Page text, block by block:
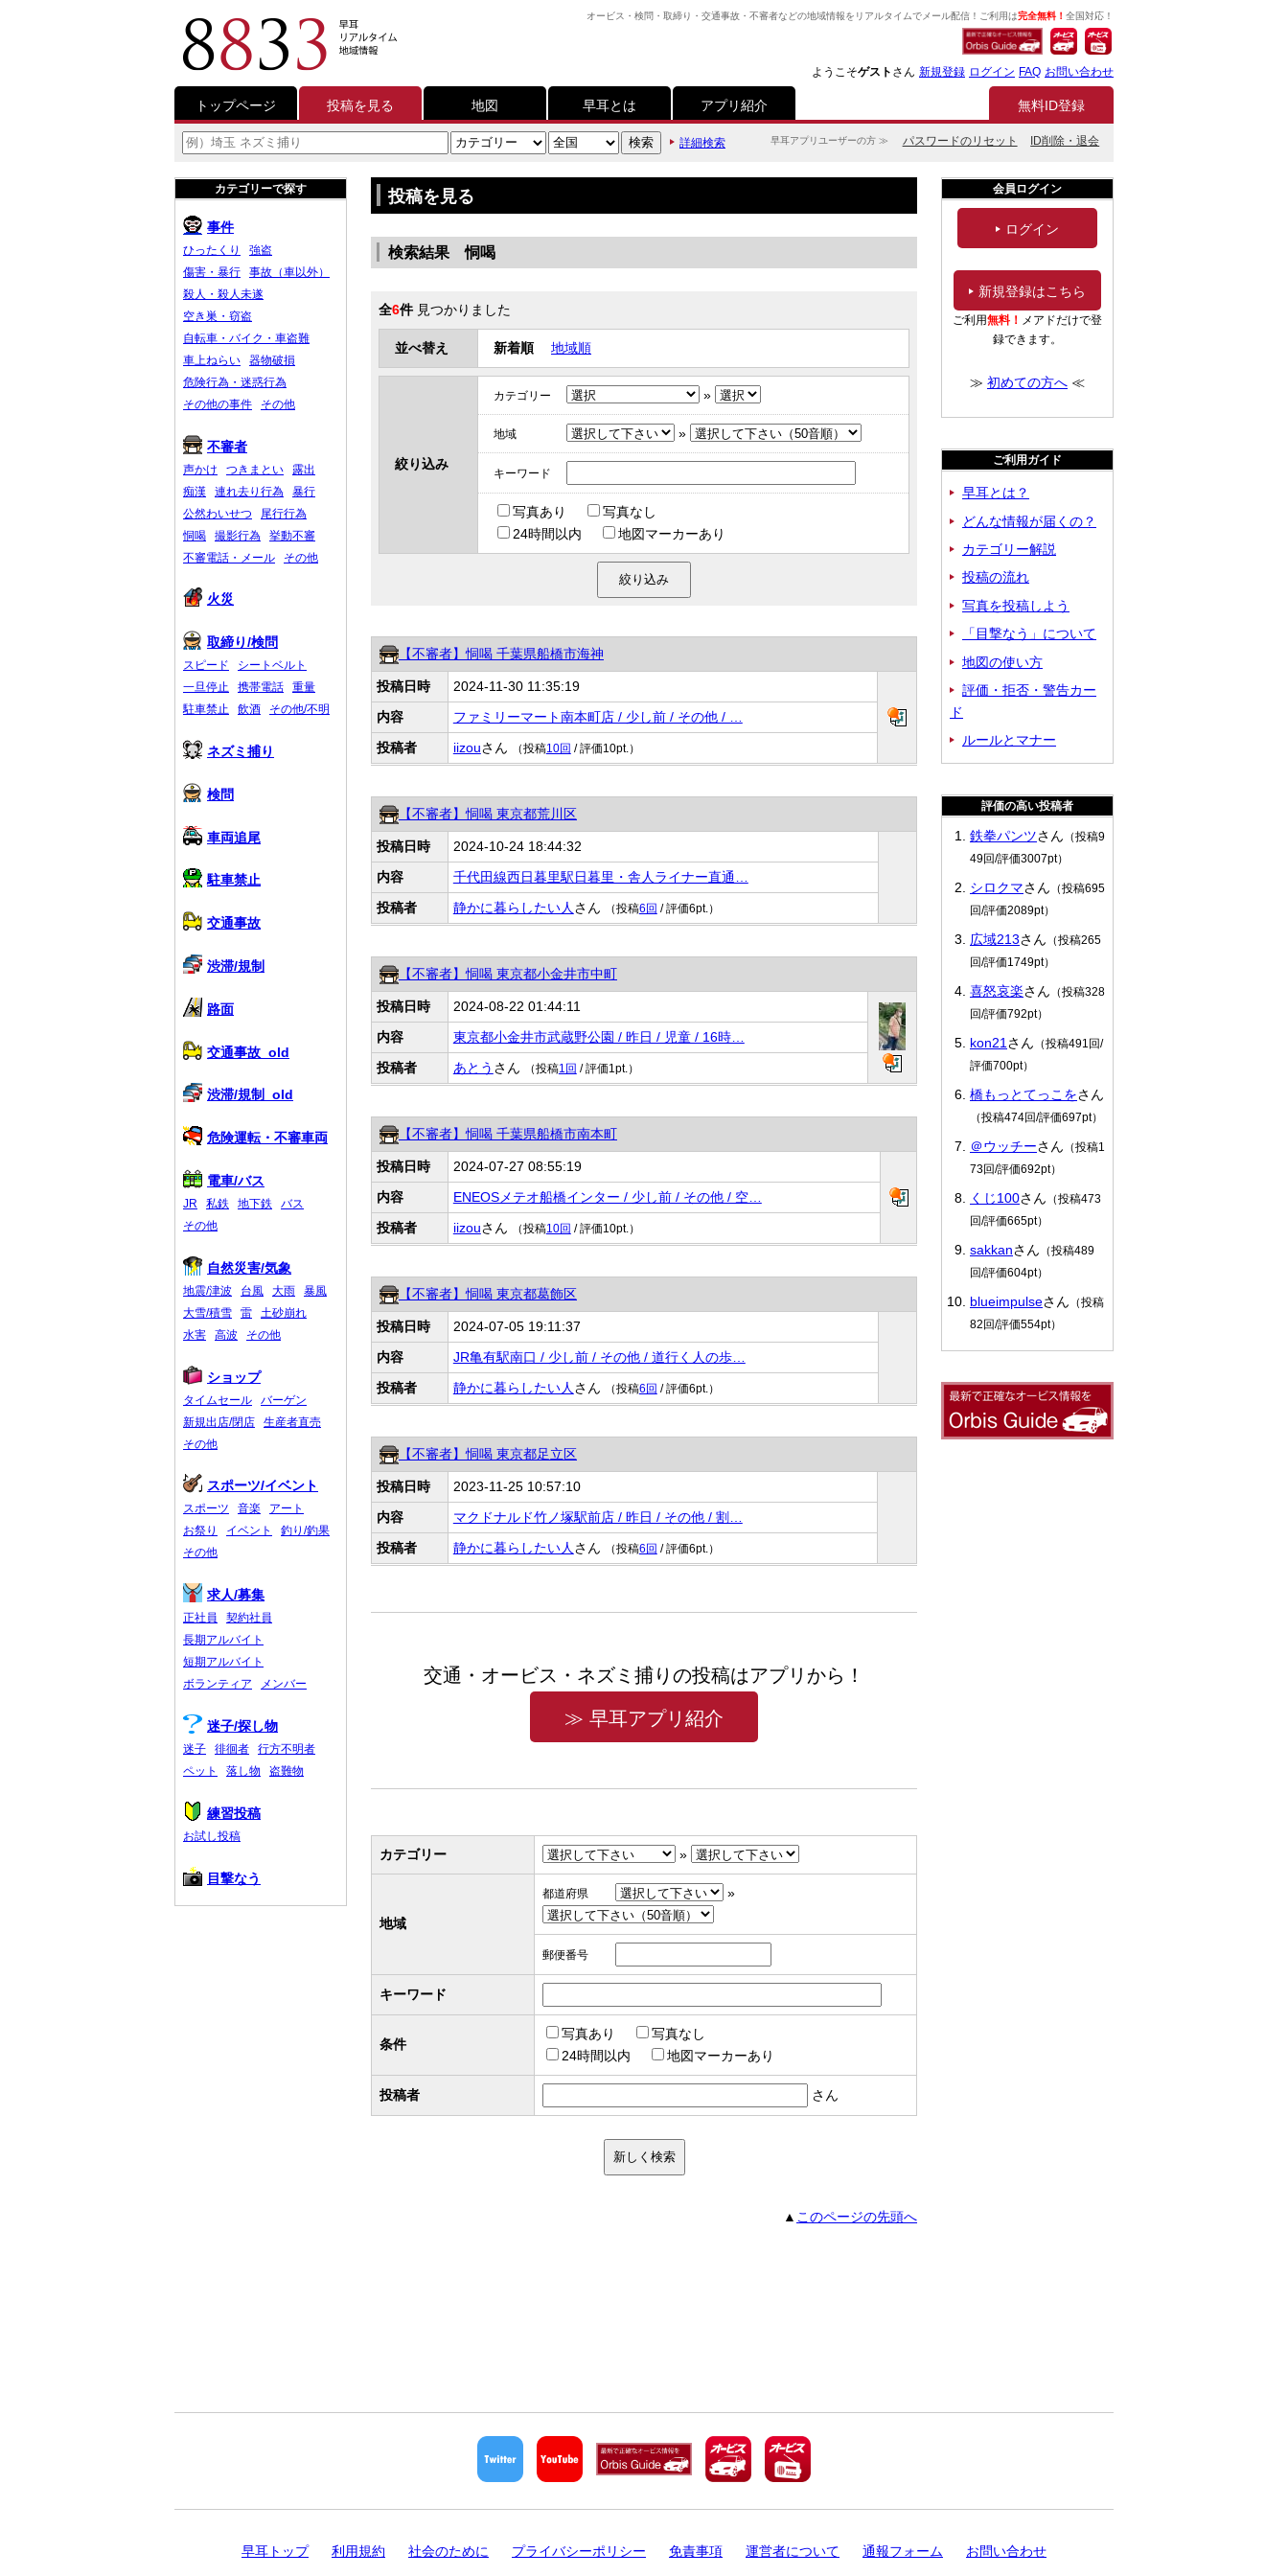
オービス・検問・取締り・交通事故・不審者などの地域情報をリアルタイムでメール配信！ご利用は完全無料！ 全国対応！
ようこそゲスト さん 新規登録 ログイン FAQ お問い合わせ
トップページ 投稿を見る 地図 早耳とは アプリ紹介 無料ID登録
早耳アプリユーザーの方 ≫ パスワードのリセット ID削除・退会
詳細検索
投稿を見る
検索結果 恫喝
全6件 見つかりました
並べ替え 新着順 地域順
絞り込み
カテゴリー »
地域 »
キーワード
写真あり
写真なし
24時間以内
地図マーカーあり
【不審者】恫喝 千葉県船橋市海神
投稿日時
2024-11-30 11:35:19
内容
ファミリーマート南本町店 / 少し前 / その他 / …
投稿者
iizouさん （投稿10回 / 評価10pt.）
【不審者】恫喝 東京都荒川区
投稿日時
2024-10-24 18:44:32
内容
千代田線西日暮里駅日暮里・舎人ライナー直通…
投稿者
静かに暮らしたい人 さん （投稿6回 / 評価6pt.）
【不審者】恫喝 東京都小金井市中町
投稿日時
2024-08-22 01:44:11
内容
東京都小金井市武蔵野公園 / 昨日 / 児童 / 16時…
投稿者
あとう さん （投稿1回 / 評価1pt.）
【不審者】恫喝 千葉県船橋市南本町
投稿日時
2024-07-27 08:55:19
内容
ENEOSメテオ船橋インター / 少し前 / その他 / 空…
投稿者
iizouさん （投稿10回 / 評価10pt.）
【不審者】恫喝 東京都葛飾区
投稿日時
2024-07-05 19:11:37
内容
JR亀有駅南口 / 少し前 / その他 / 道行く人の歩…
投稿者
静かに暮らしたい人 さん （投稿6回 / 評価6pt.）
【不審者】恫喝 東京都足立区
投稿日時
2023-11-25 10:57:10
内容
マクドナルド竹ノ塚駅前店 / 昨日 / その他 / 割…
投稿者
静かに暮らしたい人 さん （投稿6回 / 評価6pt.）
交通・オービス・ネズミ捕りの投稿はアプリから！
≫ 早耳アプリ紹介
カテゴリー »
地域
都道府県 »
郵便番号
キーワード
条件
写真あり
写真なし
24時間以内
地図マーカーあり
投稿者 さん
▲ このページの先頭へ
カテゴリーで探す
事件
ひったくり
強盗
傷害・暴行
事故（車以外）
殺人・殺人未遂
空き巣・窃盗
自転車・バイク・車盗難
車上ねらい
器物破損
危険行為・迷惑行為
その他の事件
その他
不審者
声かけ つきまとい
露出
痴漢
連れ去り行為
暴行
公然わいせつ
尾行行為
恫喝
撮影行為
挙動不審
不審電話・メール
その他
火災
取締り/検問
スピード
シートベルト
一旦停止
携帯電話
重量
駐車禁止
飲酒 その他/不明
ネズミ捕り
検問
車両追尾
駐車禁止
交通事故
渋滞/規制
路面
交通事故_old
渋滞/規制_old
危険運転・不審車両
電車/バス
JR 私鉄 地下鉄
バス
その他
自然災害/気象
地震/津波 台風 大雨
暴風
大雪/積雪
雷
土砂崩れ
水害
高波 その他
ショップ
タイムセール
バーゲン
新規出店/閉店
生産者直売
その他
スポーツ/イベント
スポーツ 音楽
アート
お祭り
イベント
釣り/釣果
その他
求人/募集
正社員
契約社員
長期アルバイト
短期アルバイト
ボランティア
メンバー
迷子/探し物
迷子 徘徊者
行方不明者
ペット
落し物 盗難物
練習投稿
お試し投稿
目撃なう
会員ログイン
ログイン
新規登録はこちら
ご利用無料！ メアドだけで登
録できます。
≫ 初めての方へ ≪
ご利用ガイド
早耳とは？
どんな情報が届くの？
カテゴリー解説
投稿の流れ
写真を投稿しよう
「目撃なう」について
地図の使い方
評価・拒否・警告カー
ド
ルールとマナー
評価の高い投稿者
鉄拳パンツさん （投稿9
49回/評価3007pt）
シロクマさん （投稿695
回/評価2089pt）
広域213さん （投稿265
回/評価1749pt）
喜怒哀楽さん （投稿328
回/評価792pt）
kon21 さん （投稿491回/
評価700pt）
橋もっとてっこをさん
（投稿474回/評価697pt）
＠ウッチーさん （投稿1
73回/評価692pt）
くじ100さん （投稿473
回/評価665pt）
sakkanさん （投稿489
回/評価604pt）
blueimpulseさん （投稿
82回/評価554pt）
早耳トップ 利用規約 社会のために プライバシーポリシー 免責事項 運営者について 通報フォーム お問い合わせ